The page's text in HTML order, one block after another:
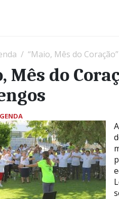
“Maio, Mês do
Mês do